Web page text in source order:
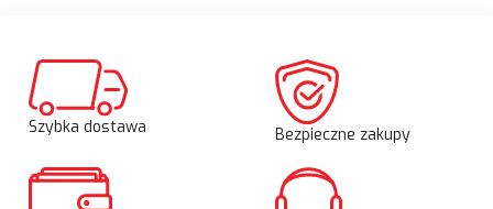
Szybka dostawa Bezpieczne zakupy